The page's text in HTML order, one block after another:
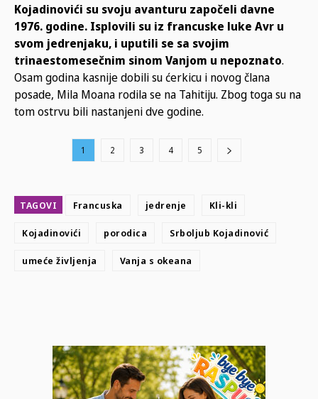
Kojadinovići su svoju avanturu započeli davne
1976. godine. Isplovili su iz francuske luke Avr u
svom jedrenjaku, i uputili se sa svojim
trinaestomesečnim sinom Vanjom u nepoznato.
Osam godina kasnije dobili su ćerkicu i novog člana
posade, Mila Moana rodila se na Tahitiju. Zbog toga su na
tom ostrvu bili nastanjeni dve godine.
1 2 3 4 5
TAGOVI Francuska jedrenje Kli-kli
Kojadinovići porodica Srboljub Kojadinović
umeće življenja Vanja s okeana